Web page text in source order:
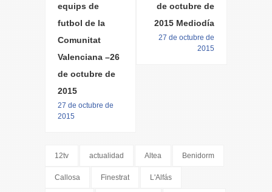
equips de
futbol de la
Comunitat
Valenciana –26
de octubre de
2015
27 de octubre de
2015
de octubre de
2015 Mediodía
27 de octubre de
2015
12tv actualidad Altea Benidorm
Callosa Finestrat L'Alfás